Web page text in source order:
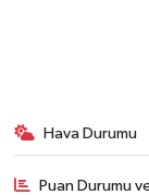
Hava Durumu
Puan Durumu